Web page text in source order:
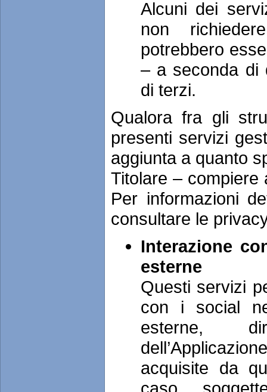
Alcuni dei
non
potrebbero
– a seconda di
di terzi.
Qualora fra gli
presenti servizi
aggiunta a quanto
Titolare – compiere
Per informazioni
consultare le
Interazione
esterne
Questi servizi
con i social
esterne,
acquisite da